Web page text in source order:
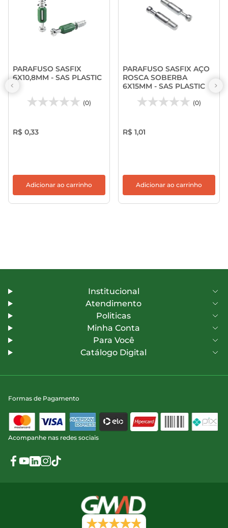
PARAFUSO SASFIX
6X10,8MM - SAS PLASTIC
(0)
R$ 0,33
Adicionar ao carrinho
PARAFUSO SASFIX AÇO
ROSCA SOBERBA
6X15MM - SAS PLASTIC
(0)
R$ 1,01
Adicionar ao carrinho
Institucional
Atendimento
Politicas
Minha Conta
Para Você
Catálogo Digital
Formas de Pagamento
Acompanhe nas redes sociais